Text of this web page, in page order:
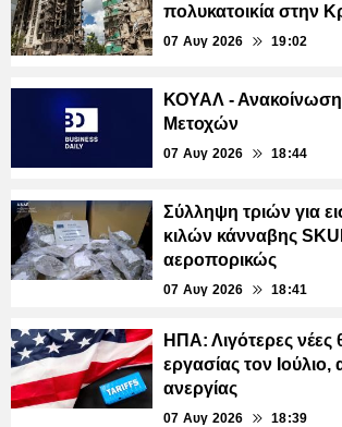
πολυκατοικία στην
07 Αυγ 2026 19:02
ΚΟΥΑΛ - Ανακοίνωση
Μετοχών
07 Αυγ 2026 18:44
Σύλληψη τριών για
κιλών κάνναβης
αεροπορικώς
07 Αυγ 2026 18:41
ΗΠΑ: Λιγότερες νέες
εργασίας τον
ανεργίας
07 Αυγ 2026 18:39